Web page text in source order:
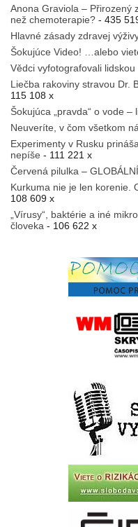
Anona Graviola – Přirozený
než chemoterapie? - 435
Hlavné zásady zdravej
Šokujúce Video! …alebo
Vědci vyfotografovali
Liečba rakoviny stravou Dr.
115 108 x
Šokujúca „pravda“ o vode
Neuveríte, v čom všetkom
Experimenty v Rusku
nepíše - 111 221 x
Červená pilulka –
Kurkuma nie je len korenie.
108 609 x
„Vírusy“, baktérie a iné
človeka - 106 622 x